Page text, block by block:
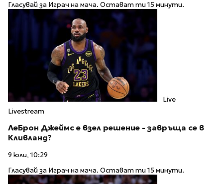
Гласувай за Играч на мача. Остават ти 15 минути.
Live
Livestream
ЛеБрон Джеймс е взел решение - завръща се в
Кливланд?
9 юли, 10:29
Гласувай за Играч на мача. Остават ти 15 минути.